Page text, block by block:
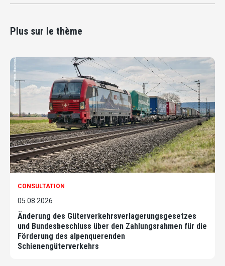
Plus sur le thème
CONSULTATION
05.08.2026
Änderung des Güterverkehrsverlagerungsgesetzes
und Bundesbeschluss über den Zahlungsrahmen für die
Förderung des alpenquerenden
Schienengüterverkehrs